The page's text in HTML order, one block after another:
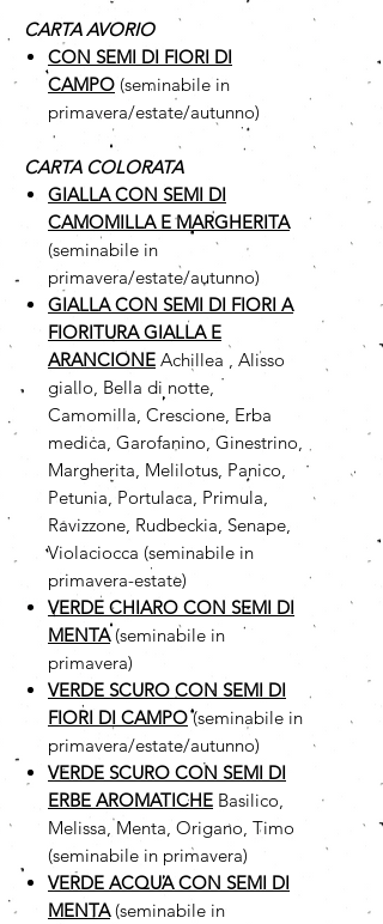
CARTA AVORIO
CON SEMI DI FIORI DI
CAMPO (seminabile in
primavera/estate/autunno)
CARTA COLORATA
GIALLA CON SEMI DI
CAMOMILLA E MARGHERITA
(seminabile in
primavera/estate/autunno)
GIALLA CON SEMI DI FIORI A
FIORITURA GIALLA E
ARANCIONE Achillea , Alisso
giallo, Bella di notte,
Camomilla, Crescione, Erba
medica, Garofanino, Ginestrino,
Margherita, Melilotus, Panico,
Petunia, Portulaca, Primula,
Ravizzone, Rudbeckia, Senape,
Violaciocca (seminabile in
primavera-estate)
VERDE CHIARO CON SEMI DI
MENTA (seminabile in
primavera)
VERDE SCURO CON SEMI DI
FIORI DI CAMPO(seminabile in
primavera/estate/autunno)
VERDE SCURO CON SEMI DI
ERBE AROMATICHE Basilico,
Melissa, Menta, Origano, Timo
(seminabile in primavera)
VERDE ACQUA CON SEMI DI
MENTA(seminabile in